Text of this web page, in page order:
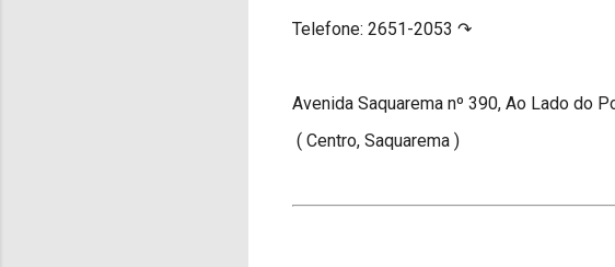
Telefone: 2651-2053 ↷
Avenida Saquarema nº 390, Ao Lado do
( Centro, Saquarema )